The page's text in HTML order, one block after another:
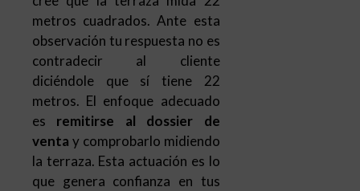
metros cuadrados. Ante esta
observación tu respuesta no es
contradecir al cliente
diciéndole que sí tiene 22
metros. El enfoque adecuado
es remitirse al dossier de
venta y comprobarlo midiendo
la terraza. Esta actuación es lo
que genera confianza en tus